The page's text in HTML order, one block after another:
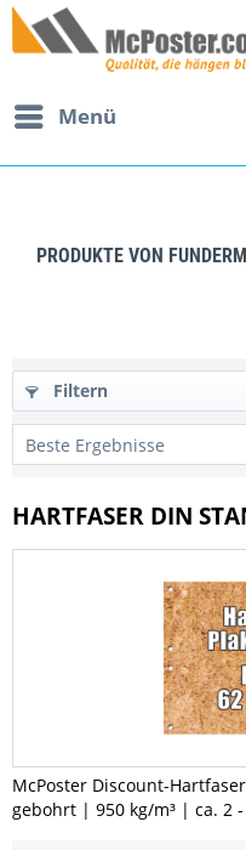
Menü
PRODUKTE VON
Filtern
HARTFASER DIN
McPoster Discount-
gebohrt | 950 kg/m³ | ca. 2